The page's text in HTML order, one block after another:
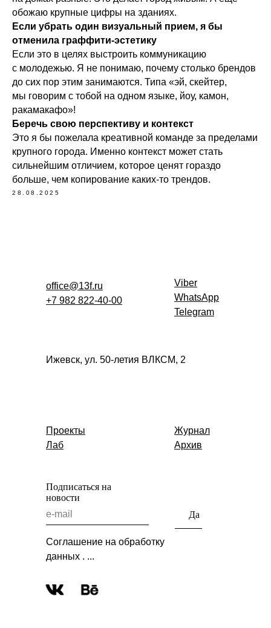
обожаю крупные цифры на зданиях.
Если убрать один визуальный прием, я бы
отменила граффити-эстетику
Если это в целях выстроить коммуникацию
с молодежью. Я не понимаю, почему столько брендов
до сих пор этим занимаются. Типа «эй, скейтер,
мы говорим с тобой на одном языке, йоу, камон,
ракамакафо»!
Беречь свою перспективу и контекст
Это я бы пожелала креативной команде за пределами
крупного города. Именно контекст может стать
сильнейшим отличием, которое ценят гораздо
больше, чем копирование каких-то трендов.
28.08.2025
office@13f.ru
+7 982 822-40-00
Viber
WhatsApp
Telegram
Ижевск, ул. 50-летия ВЛКСМ, 2
Подписаться на
новости
Да
Соглашение на обработку
данных . ...
Проекты
Лаб
Журнал
Архив